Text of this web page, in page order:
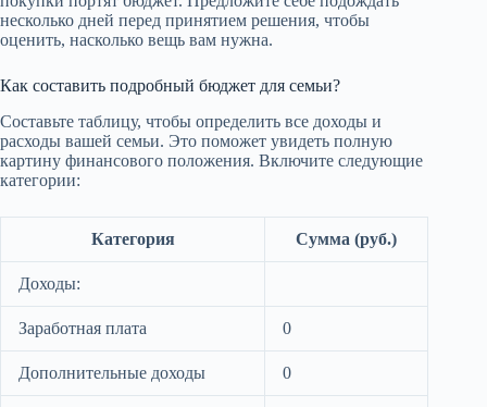
несколько дней перед принятием решения, чтобы
оценить, насколько вещь вам нужна.
Как составить подробный бюджет для семьи?
Составьте таблицу, чтобы определить все доходы и
расходы вашей семьи. Это поможет увидеть полную
картину финансового положения. Включите следующие
категории:
Категория Сумма (руб.)
Доходы:
Заработная плата 0
Дополнительные доходы 0